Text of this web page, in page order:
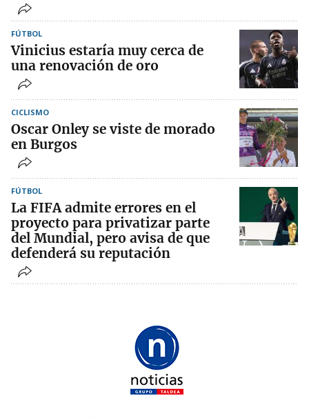
FÚTBOL
Vinicius estaría muy cerca de
una renovación de oro
CICLISMO
Oscar Onley se viste de morado
en Burgos
FÚTBOL
La FIFA admite errores en el
proyecto para privatizar parte
del Mundial, pero avisa de que
defenderá su reputación